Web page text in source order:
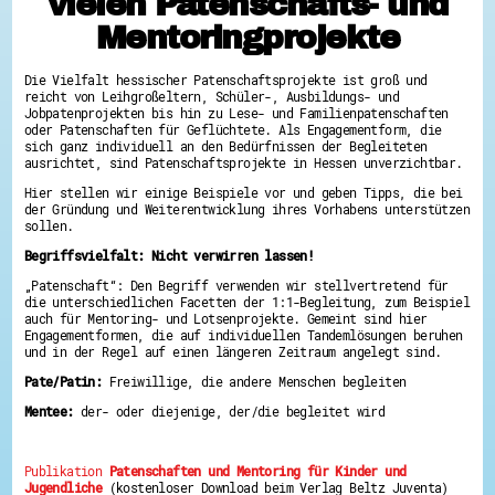
Hessen hilft Ukraine
Zeig uns dein Ehrenamt
Wettbewerb | Trikotwettbewerb
Wettbewerb | 80 Jahre Hessen - Engagement
mit Herz
8 Vereine x 80 Jahre x 1.000 €
Ausgezeichnete Projekte
Menschen des Respekts
SHARE IT: Teile deine Infos!
Ehrenamts-Card Hessen
Crowdfunding - Viele schaffen mehr
Förderprogramme
Ehrentag
Freiwilligenmanagement
Hessen engagiert - Digitale Themenabende
Kompetenznachweis Hessen
Zeugnisbeiblatt
Service-Learning
GEMA-Pakt
Mentoringprojekte
Die Vielfalt hessischer Patenschaftsprojekte ist groß und
reicht von Leihgroßeltern, Schüler-, Ausbildungs- und
Jobpatenprojekten bis hin zu Lese- und Familienpatenschaften
oder Patenschaften für Geflüchtete. Als Engagementform, die
sich ganz individuell an den Bedürfnissen der Begleiteten
ausrichtet, sind Patenschaftsprojekte in Hessen unverzichtbar.
Hier stellen wir einige Beispiele vor und geben Tipps, die bei
der Gründung und Weiterentwicklung ihres Vorhabens unterstützen
sollen.
Begriffsvielfalt: Nicht verwirren lassen!
„Patenschaft“: Den Begriff verwenden wir stellvertretend für
die unterschiedlichen Facetten der 1:1-Begleitung, zum Beispiel
auch für Mentoring- und Lotsenprojekte. Gemeint sind hier
Engagementformen, die auf individuellen Tandemlösungen beruhen
und in der Regel auf einen längeren Zeitraum angelegt sind.
Pate/Patin: Freiwillige, die andere Menschen begleiten
Mentee: der- oder diejenige, der/die begleitet wird
Publikation Patenschaften und Mentoring für Kinder und
Jugendliche(kostenloser Download beim Verlag Beltz Juventa)